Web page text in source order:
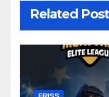
Related Post